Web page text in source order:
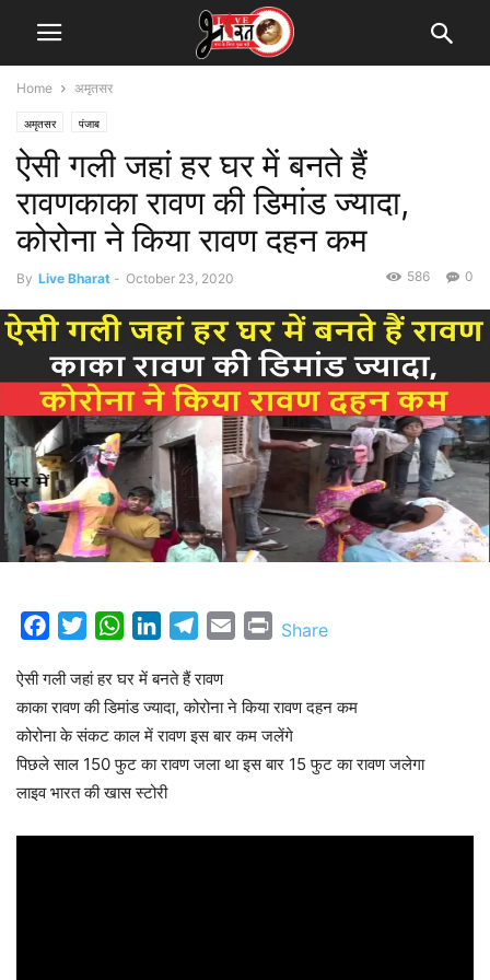
Home अमृतसर
अमृतसर पंजाब
ऐसी गली जहां हर घर में बनते हैं
रावणकाका रावण की डिमांड ज्यादा,
कोरोना ने किया रावण दहन कम
By Live Bharat - October 23, 2020 0
586
FacebookTwitterWhatsAppLinkedInTelegram
Email Print
Share
ऐसी गली जहां हर घर में बनते हैं रावण
काका रावण की डिमांड ज्यादा, कोरोना ने किया रावण दहन कम
कोरोना के संकट काल में रावण इस बार कम जलेंगे
पिछले साल 150 फुट का रावण जला था इस बार 15 फुट का रावण जलेगा
लाइव भारत की खास स्टोरी